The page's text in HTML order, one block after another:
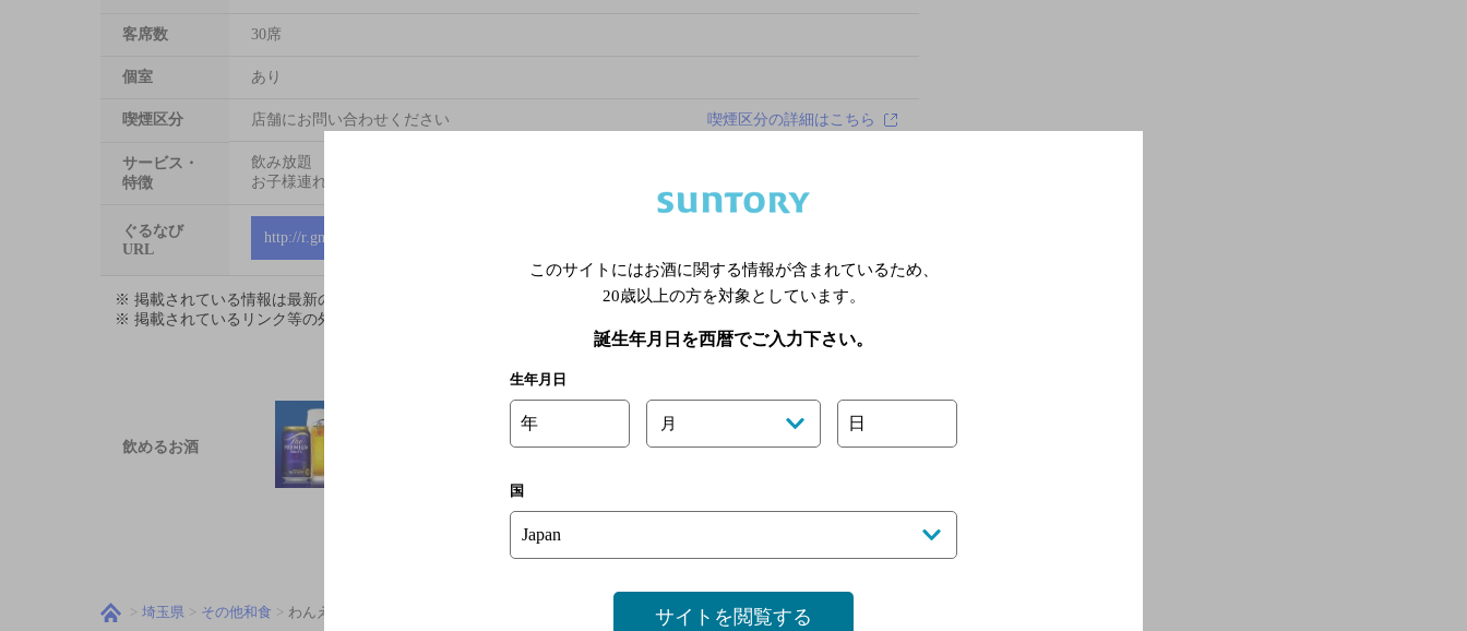
客席数 30席
個室 あり
喫煙区分 店舗にお問い合わせください 喫煙区分の詳細はこちら
サービス・
特徴
飲み放題
お子様連れ大歓迎
ぐるなび
URL
http://r.gnavi.co.jp/gapb900
※ 掲載されている情報は最新の内容と異なる場合があります。詳しくはお店にお問い合わせください。
※ 掲載されているリンク等の外部コンテンツはお客様のご判断でご利用ください。
飲めるお酒
埼玉県 その他和食
わんえもん
このサイトにはお酒に関する情報が含まれているため、
20歳以上の方を対象としています。
誕生年月日を西暦でご入力下さい。
生年月日
年 月 日
国
サイトを閲覧する